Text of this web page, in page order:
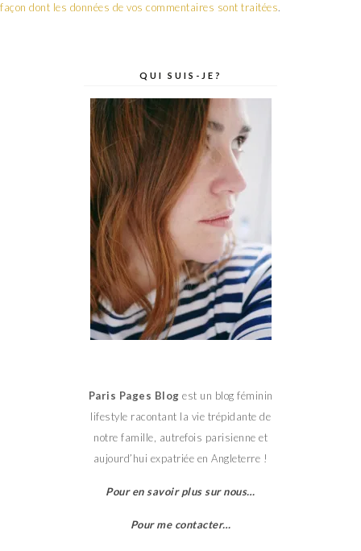
façon dont les données de vos commentaires sont traitées.
QUI SUIS-JE?
Paris Pages Blog est un blog féminin
lifestyle racontant la vie trépidante de
notre famille, autrefois parisienne et
aujourd’hui expatriée en Angleterre !
Pour en savoir plus sur nous…
Pour me contacter…